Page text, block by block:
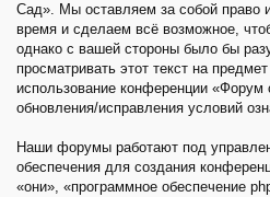
Сад». Мы оставляем за собой право
время и сделаем всё возможное,
однако с вашей стороны было бы
просматривать этот текст на
использование конференции
обновления/исправления условий
Наши форумы работают под
обеспечения для создания
«они», «программное обеспечение